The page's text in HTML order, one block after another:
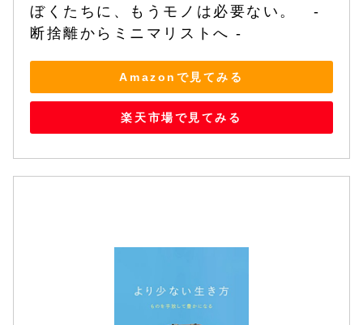
ぼくたちに、もうモノは必要ない。　-
断捨離からミニマリストへ -
Amazonで見てみる
楽天市場で見てみる